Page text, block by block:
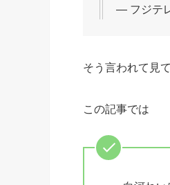
— フジテ
そう言われて見
この記事では